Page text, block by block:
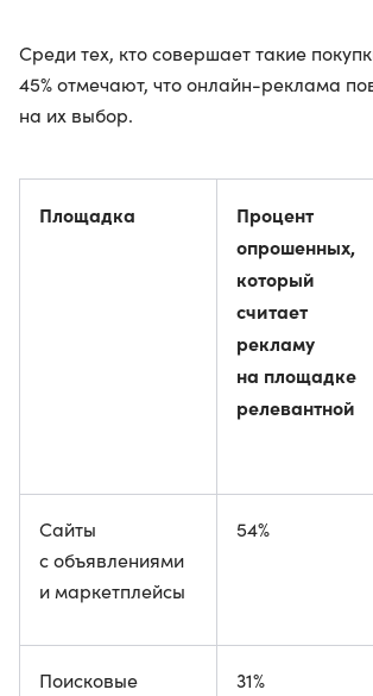
Среди тех, кто совершает такие
45% отмечают, что онлайн-реклама
на их выбор.
Площадка
Процент
опрошенных,
который
считает
рекламу
на площадке
релевантной
Сайты
с объявлениями
и маркетплейсы
54%
Поисковые
31%